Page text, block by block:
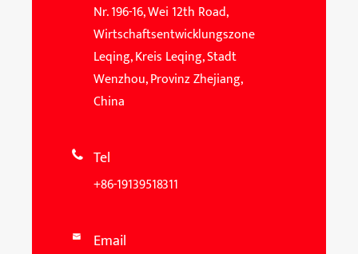
Nr. 196-16, Wei 12th Road,
Wirtschaftsentwicklungszone
Leqing, Kreis Leqing, Stadt
Wenzhou, Provinz Zhejiang,
China
 Tel
+86-19139518311
 Email